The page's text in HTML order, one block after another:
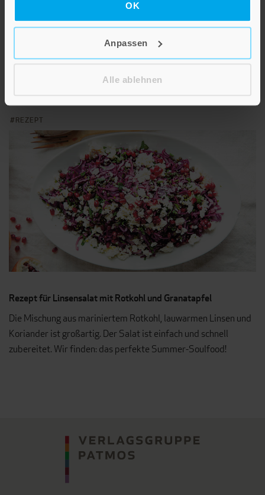
OK
Anpassen
Alle ablehnen
Rezept für gegrillten Mais mexikanischer Art
Mit diesem schnellen und einfachen Rezept zaubern Sie
typisch mexikanisches Streetfood auf Ihrem Grill
REZEPT
Rezept für Linsensalat mit Rotkohl und Granatapfel
Die Mischung aus mariniertem Rotkohl, lauwarmen Linsen und
Koriander ist großartig. Der Salat ist einfach und schnell
zubereitet. Wir finden: das perfekte Summer-Soulfood!